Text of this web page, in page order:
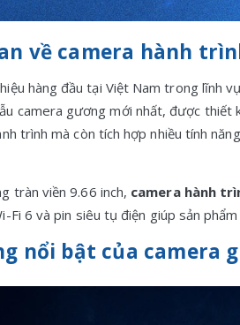
về camera hành
hàng đầu tại Việt Nam trong lĩnh
camera gương mới nhất, được thiết
trình mà còn tích hợp nhiều tính
tràn viền 9.66 inch, camera hành
Fi 6 và pin siêu tụ điện giúp sản
nổi bật của camera